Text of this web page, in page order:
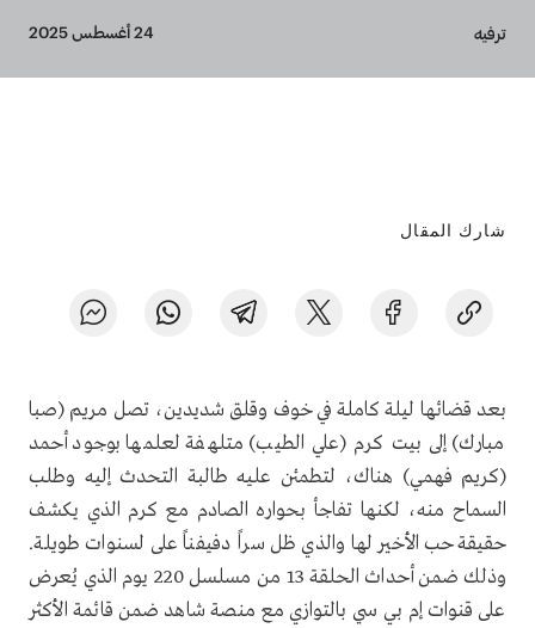
Breadcrumb
ترفيه 24 أغسطس 2025
شارك المقال
بعد قضائها ليلة كاملة في خوف وقلق شديدين، تصل مريم (صبا
مبارك) إلى بيت كرم (علي الطيب) متلهفة لعلمها بوجود أحمد
(كريم فهمي) هناك، لتطمئن عليه طالبة التحدث إليه وطلب
السماح منه، لكنها تفاجأ بحواره الصادم مع كرم الذي يكشف
حقيقة حب الأخير لها والذي ظل سراً دفيفناً على لسنوات طويلة.
وذلك ضمن أحداث الحلقة 13 من مسلسل 220 يوم الذي يُعرض
على قنوات إم بي سي بالتوازي مع منصة شاهد ضمن قائمة الأكثر